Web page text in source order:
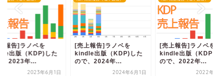
報告]ラノベを
出版（KDP)した
、2023年...
2023年6月1日
[売上報告]ラノベを
kindle出版（KDP)した
ので、2024年...
2024年6月1日
[売上報告]ラノベを
kindle出版（KDP)
ので、2022年...
2022年4